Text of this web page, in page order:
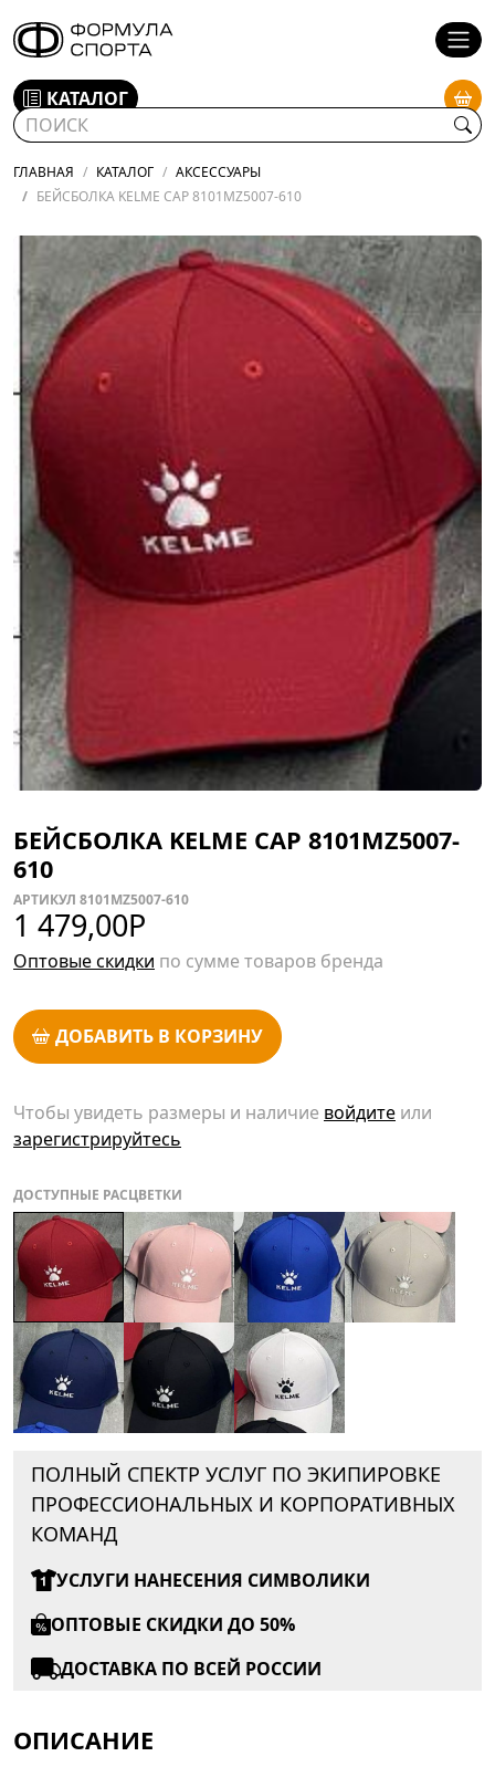
КАТАЛОГ
ГЛАВНАЯ КАТАЛОГ
АКСЕССУАРЫ
БЕЙСБОЛКА KELME CAP 8101MZ5007-610
БЕЙСБОЛКА KELME CAP 8101MZ5007-
610
АРТИКУЛ 8101MZ5007-610
1 479,00Р
Оптовые скидки по сумме товаров бренда
ДОБАВИТЬ В КОРЗИНУ
Чтобы увидеть размеры и наличие войдите или
зарегистрируйтесь
ДОСТУПНЫЕ РАСЦВЕТКИ
ПОЛНЫЙ СПЕКТР УСЛУГ ПО ЭКИПИРОВКЕ
ПРОФЕССИОНАЛЬНЫХ И КОРПОРАТИВНЫХ
КОМАНД
УСЛУГИ НАНЕСЕНИЯ СИМВОЛИКИ
ОПТОВЫЕ СКИДКИ ДО 50%
ДОСТАВКА ПО ВСЕЙ РОССИИ
ОПИСАНИЕ